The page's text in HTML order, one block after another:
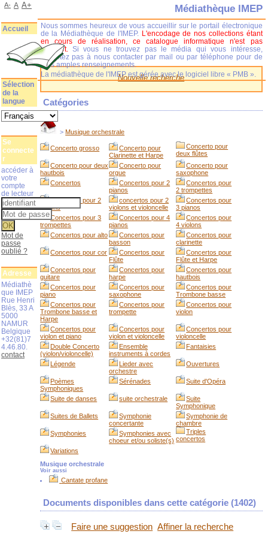
Nouvelle recherche
Catégories
>Musique orchestrale
Concerto grosso
Concerto pour
Clarinette et Harpe
Concerto pour
deux flûtes
Concerto pour deux
hautbois
Concerto pour
orgue
Concerto pour
saxophone
Concertos
Concertos pour 2
pianos
Concertos pour
2 trompettes
Concertos pour 2
violons
concertos pour 2
violons et violoncelle
Concertos pour
3 pianos
Concertos pour 3
trompettes
Concertos pour 4
pianos
Concertos pour
4 violons
Concertos pour alto
Concertos pour
basson
Concertos pour
clarinette
Concertos pour cor
Concertos pour
Flûte
Concertos pour
Flûte et Harpe
Concertos pour
guitare
Concertos pour
harpe
Concertos pour
hautbois
Concertos pour
piano
Concertos pour
saxophone
Concertos pour
Trombone basse
Concertos pour
Trombone basse et
Harpe
Concertos pour
trompette
Concertos pour
violon
Concertos pour
violon et piano
Concertos pour
violon et violoncelle
Concertos pour
violoncelle
Double Concerto
(violon/violoncelle)
Ensemble
instruments à cordes
Fantaisies
Légende
Lieder avec
orchestre
Ouvertures
Poèmes
Symphoniques
Sérénades Suite d'Opéra
Suite de danses suite orchestrale
Suite
Symphonique
Suites de Ballets
Symphonie
concertante
Symphonie de
chambre
Symphonies
Symphonies avec
choeur et/ou soliste(s)
Triples
concertos
Variations
Musique orchestrale
Voir aussi
Cantate profane
Documents disponibles dans cette catégorie (1402)
Faire une suggestion Affiner la recherche
Médiathèque IMEP
Nous sommes heureux de vous accueillir sur le portail électronique
de la Médiathèque de l'IMEP. L'encodage de nos collections étant
en cours de réalisation, ce catalogue informatique n'est pas
complet.
Si vous ne trouvez pas le média qui vous intéresse,
n'hésitez pas à nous contacter par mail ou par téléphone pour de
plus amples renseignements.
La médiathèque de l'IMEP est gérée avec le logiciel libre « PMB ».
A- A A+
Accueil
Sélection
de la
langue
Se
connecte
r
accéder à
votre
compte
de lecteur
Mot de
passe
oublié ?
Adresse
Médiathè
que IMEP
Rue Henri
Blès, 33 A
5000
NAMUR
Belgique
+32(81)7
4.46.80.
contact